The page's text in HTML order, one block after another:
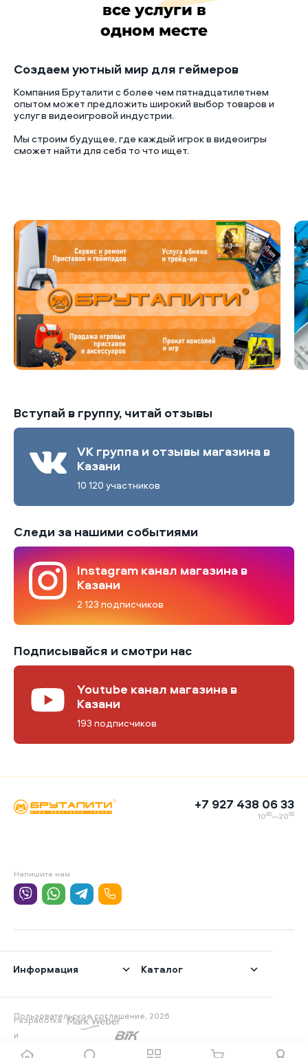
все услуги в
одном месте
Создаем уютный мир для геймеров
Компания Бруталити с более чем пятнадцатилетнем
опытом может предложить широкий выбор товаров и
услуг в видеоигровой индустрии.
Мы строим будущее, где каждый игрок в видеоигры
сможет найти для себя то что ищет.
Вступай в группу, читай отзывы
VK группа и отзывы магазина в
Казани
10 120 участников
Следи за нашими событиями
Instagram канал магазина в
Казани
2 123 подписчиков
Подписывайся и смотри нас
Youtube канал магазина в
Казани
193 подписчиков
Пользовательское соглашение, 2026
Информация Каталог
+7 927 438 06 33
1000—2000
Напишите нам
Разработка
и